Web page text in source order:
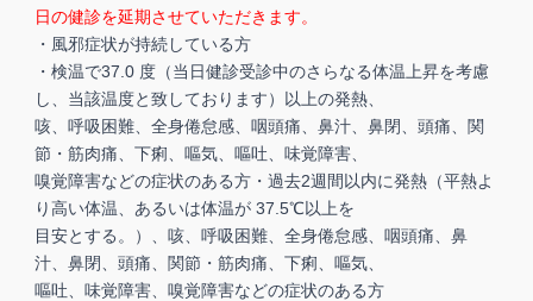
日の健診を延期させていただきます。
・風邪症状が持続している方
・検温で37.0 度（当⽇健診受診中のさらなる体温上昇を考慮
し、当該温度と致しております）以上の発熱、
咳、呼吸困難、全身倦怠感、咽頭痛、鼻汁、鼻閉、頭痛、関
節・筋肉痛、下痢、嘔気、嘔吐、味覚障害、
嗅覚障害などの症状のある方・過去2週間以内に発熱（平熱よ
り高い体温、あるいは体温が 37.5℃以上を
目安とする。）、咳、呼吸困難、全身倦怠感、咽頭痛、鼻
汁、鼻閉、頭痛、関節・筋肉痛、下痢、嘔気、
嘔吐、味覚障害、嗅覚障害などの症状のある方